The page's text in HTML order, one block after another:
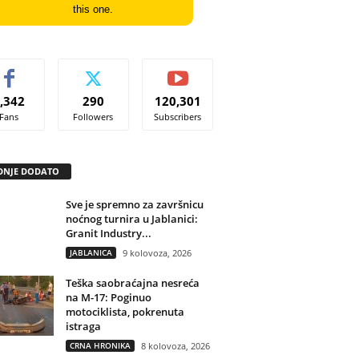
this one.
Fans
290
Followers
120,301
Subscribers
DODATO
Sve je spremno za završnicu
noćnog turnira u Jablanici:
Granit Industry...
JABLANICA 9 kolovoza, 2026
Teška saobraćajna nesreća
na M-17: Poginuo
motociklista, pokrenuta
istraga
CRNA HRONIKA 8 kolovoza, 2026